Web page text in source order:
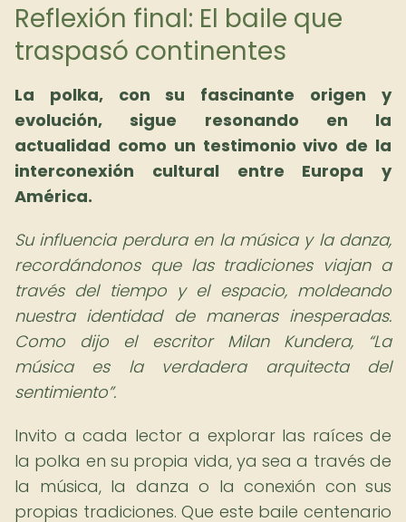
Reflexión final: El baile que
traspasó continentes
La polka, con su fascinante origen y
evolución, sigue resonando en la
actualidad como un testimonio vivo de la
interconexión cultural entre Europa y
América.
Su influencia perdura en la música y la danza,
recordándonos que las tradiciones viajan a
través del tiempo y el espacio, moldeando
nuestra identidad de maneras inesperadas.
Como dijo el escritor Milan Kundera,
La
música es la verdadera arquitecta del
sentimiento .
Invito a cada lector a explorar las raíces de
la polka en su propia vida, ya sea a través de
la música, la danza o la conexión con sus
propias tradiciones. Que este baile centenario